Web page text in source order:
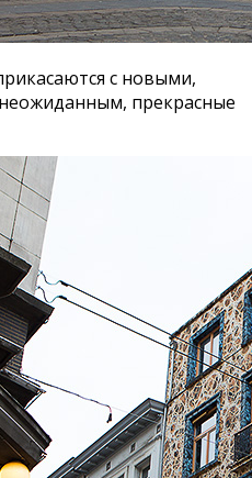
с новыми,
прекрасные